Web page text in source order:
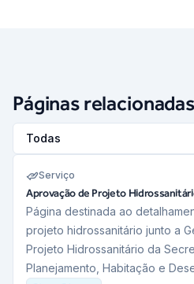
Páginas relacionadas
Serviço
Aprovação de Projeto
Página destinada ao
projeto hidrossanitário junto a
Projeto Hidrossanitário da
Planejamento, Habitação e
Todas